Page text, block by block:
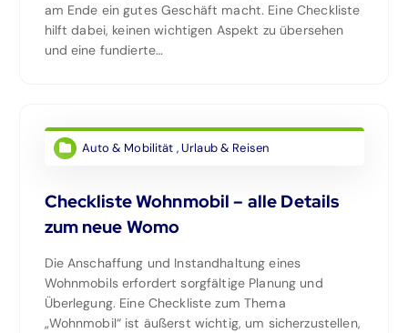
am Ende ein gutes Geschäft macht. Eine Checkliste
hilft dabei, keinen wichtigen Aspekt zu übersehen
und eine fundierte…
Auto & Mobilität ,Urlaub & Reisen
Checkliste Wohnmobil – alle Details
zum neue Womo
Die Anschaffung und Instandhaltung eines
Wohnmobils erfordert sorgfältige Planung und
Überlegung. Eine Checkliste zum Thema
„Wohnmobil“ ist äußerst wichtig, um sicherzustellen,